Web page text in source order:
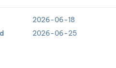
2026-06-18
2026-06-25